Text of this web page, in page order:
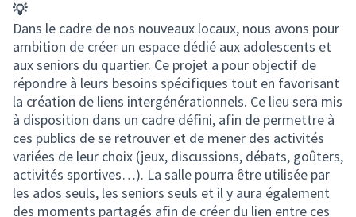
💡
Dans le cadre de nos nouveaux locaux, nous avons pour
ambition de créer un espace dédié aux adolescents et
aux seniors du quartier. Ce projet a pour objectif de
répondre à leurs besoins spécifiques tout en favorisant
la création de liens intergénérationnels. Ce lieu sera mis
à disposition dans un cadre défini, afin de permettre à
ces publics de se retrouver et de mener des activités
variées de leur choix (jeux, discussions, débats, goûters,
activités sportives…). La salle pourra être utilisée par
les ados seuls, les seniors seuls et il y aura également
des moments partagés afin de créer du lien entre ces